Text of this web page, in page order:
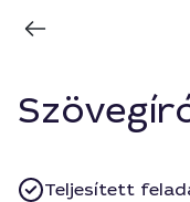
Teljesített